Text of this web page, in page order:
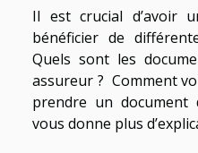
Il est crucial d’avoir
bénéficier de
Quels sont les
assureur ? Comment
prendre un document
vous donne plus